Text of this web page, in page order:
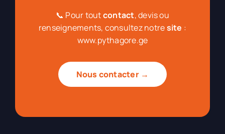
📞 Pour toutcontact, devis ou
renseignements, consultez notresite :
www.pythagore.ge
Nous contacter →